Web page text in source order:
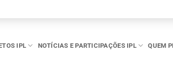
IPL NOTÍCIAS E PARTICIPAÇÕES IPL QUEM